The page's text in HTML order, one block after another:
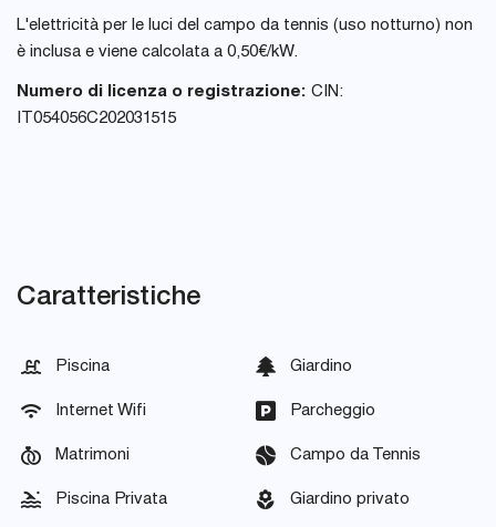
L'elettricità per le luci del campo da tennis (uso notturno) non
è inclusa e viene calcolata a 0,50€/kW.
Numero di licenza o registrazione: CIN:
IT054056C202031515
Caratteristiche
Piscina Giardino
Internet Wifi Parcheggio
Matrimoni Campo da Tennis
Piscina Privata Giardino privato